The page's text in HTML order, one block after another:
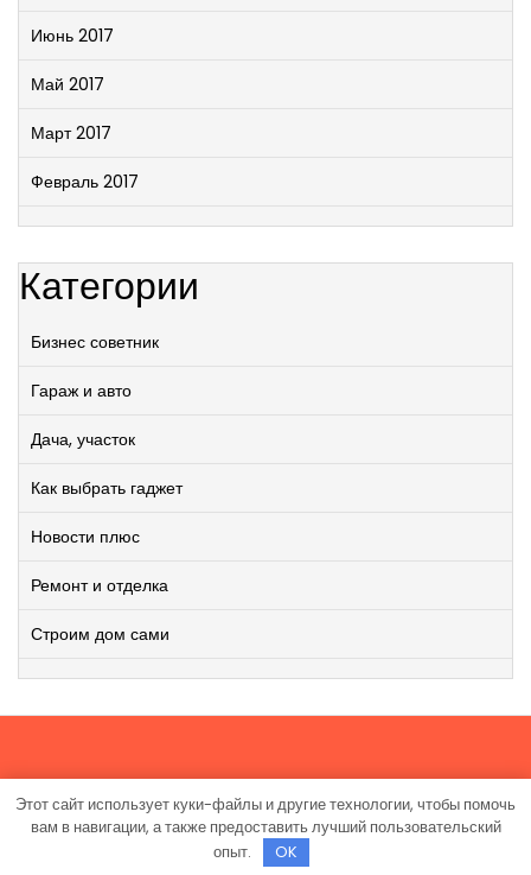
Июнь 2017
Май 2017
Март 2017
Февраль 2017
Категории
Бизнес советник
Гараж и авто
Дача, участок
Как выбрать гаджет
Новости плюс
Ремонт и отделка
Строим дом сами
Работает на WordPress|Viral News WordPress Theme
TheMagnifico.
Этот сайт использует куки-файлы и другие технологии, чтобы помочь
вам в навигации, а также предоставить лучший пользовательский
опыт.
OK